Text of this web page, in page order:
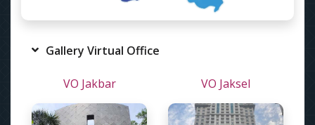
Gallery Virtual Office
VO Jakbar VO Jaksel